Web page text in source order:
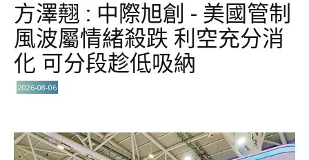
方澤翹 : 中際旭創 - 美國管制
風波屬情緒殺跌 利空充分消
化 可分段趁低吸納
2026-08-06